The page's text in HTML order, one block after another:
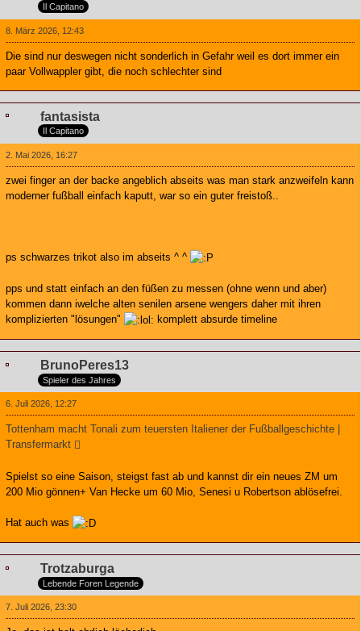
Il Capitano
8. März 2026, 12:43
Die sind nur deswegen nicht sonderlich in Gefahr weil es dort immer ein
paar Vollwappler gibt, die noch schlechter sind
fantasista
Il Capitano
2. Mai 2026, 16:27
zwei finger an der backe angeblich abseits was man stark anzweifeln kann
moderner fußball einfach kaputt, war so ein guter freistoß..
ps schwarzes trikot also im abseits ^ ^
pps und statt einfach an den füßen zu messen (ohne wenn und aber)
kommen dann iwelche alten senilen arsene wengers daher mit ihren
komplizierten "lösungen"
komplett absurde timeline
BrunoPeres13
Spieler des Jahres
6. Juli 2026, 12:27
Tottenham macht Tonali zum teuersten Italiener der Fußballgeschichte |
Transfermarkt
Spielst so eine Saison, steigst fast ab und kannst dir ein neues ZM um
200 Mio gönnen+ Van Hecke um 60 Mio, Senesi u Robertson ablösefrei.
Hat auch was
Trotzaburga
Lebende Foren Legende
7. Juli 2026, 23:30